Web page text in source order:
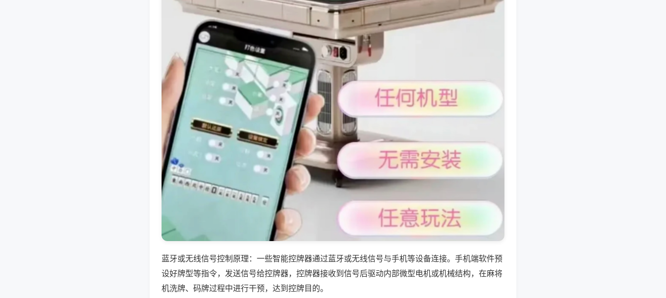
蓝牙或无线信号控制原理：一些智能控牌器通过蓝牙或无线信号与手机等设备连接。手机端软件预
设好牌型等指令，发送信号给控牌器，控牌器接收到信号后驱动内部微型电机或机械结构，在麻将
机洗牌、码牌过程中进行干预，达到控牌目的。